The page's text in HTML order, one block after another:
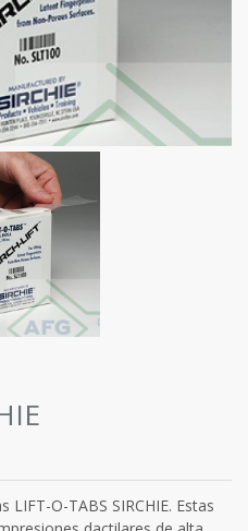
LIFT-O-TABS SIRCHIE. Estas